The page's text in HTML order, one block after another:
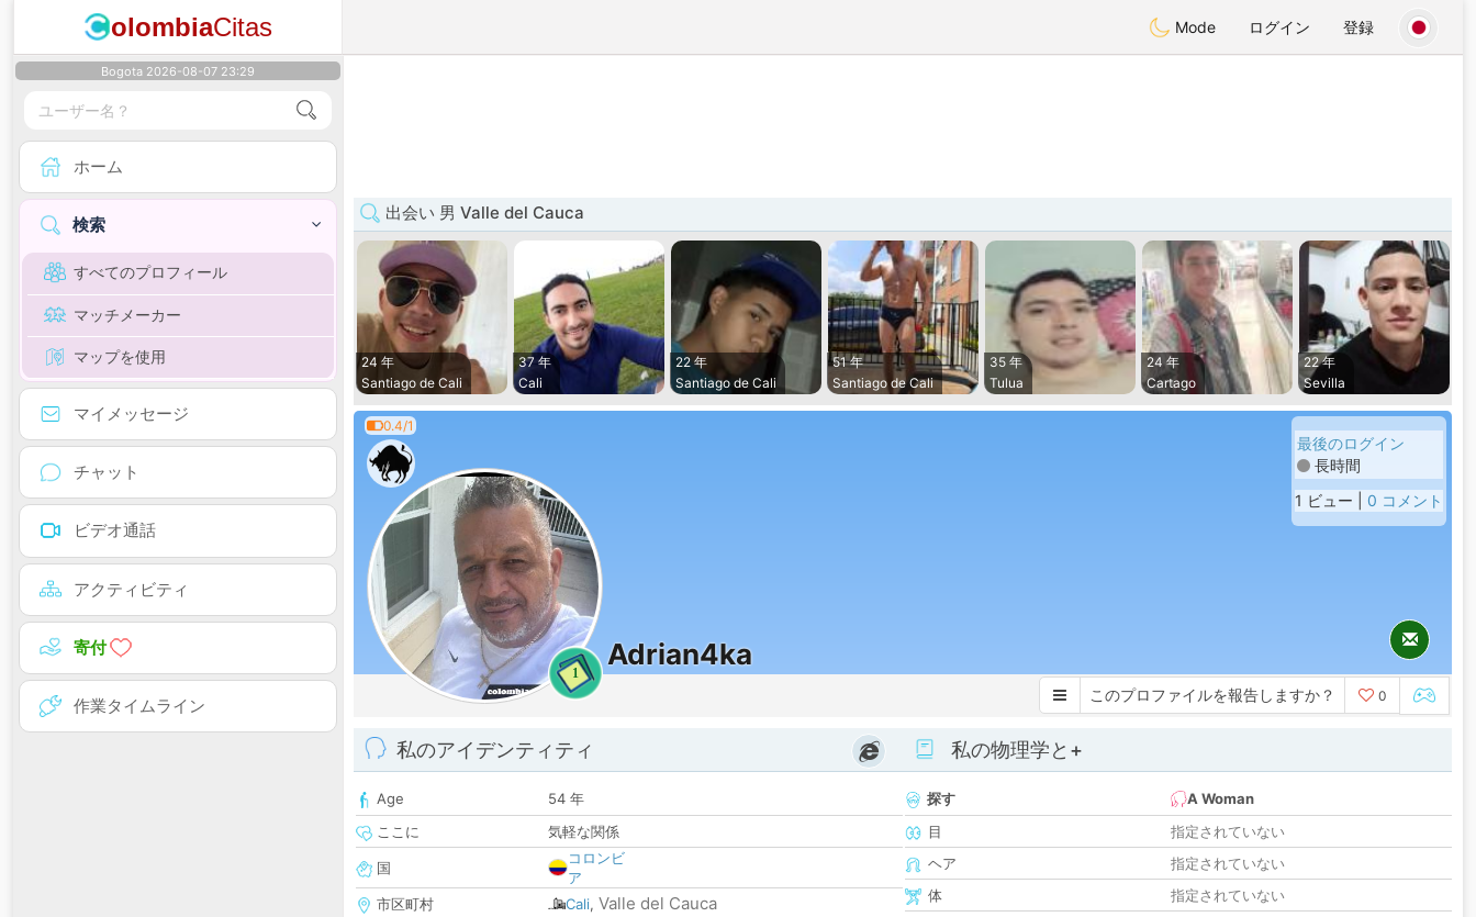
olombiaCitas Mode ログイン 登録
Bogota 2026-08-07 23:29
ホーム
検索
すべてのプロフィール
マッチメーカー
マップを使用
マイメッセージ
チャット
ビデオ通話
アクティビティ
寄付
作業タイムライン
出会い 男 Valle del Cauca
24 年
Santiago de Cali
37 年
Cali
22 年
Santiago de Cali
51 年
Santiago de Cali
35 年
Tulua
24 年
Cartago
22 年
Sevilla
0.4/1
1
Adrian4ka
最後のログイン
長時間
1 ビュー | 0 コメント
このプロファイルを報告しますか？ 0
私のアイデンティティ
Age
54 年
ここに
気軽な関係
国
コロンビ
ア
市区町村
Cali, Valle del Cauca
私の物理学と+
探す
A Woman
目
指定されていない
ヘア
指定されていない
体
指定されていない